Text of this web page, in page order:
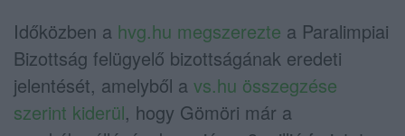
Időközben a hvg.hu megszerezte a Paralimpiai
Bizottság felügyelő bizottságának eredeti
jelentését, amelyből a vs.hu összegzése
szerint kiderül, hogy Gömöri már a